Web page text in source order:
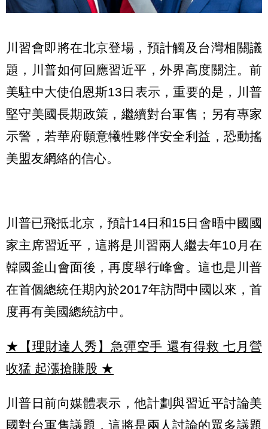
川習會即將在北京登場，預計觸及台灣相關議
題，川普如何回應習近平，外界高度關注。前
美駐中大使伯恩斯13日表示，重要的是，川普
堅守美國長期政策，繼續對台軍售；另有專家
示警，若華府願意犧牲夥伴安全利益，恐動搖
美盟友網絡的信心。
川普已飛抵北京，預計14日和15日會晤中國國
家主席習近平，這將是川習兩人繼去年10月在
韓國釜山會面後，再度舉行峰會。這也是川普
在首個總統任期內於2017年訪問中國以來，首
度再有美國總統訪中。
★【理財達人秀】急彈空手 還有得救 七月營
收猛 起漲搶賺股 ★
川普日前向媒體表示，他計劃與習近平討論美
國對台軍售議題，這將是兩人討論的眾多議題